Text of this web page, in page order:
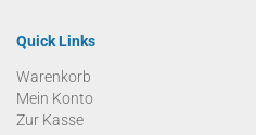
Quick Links
Warenkorb
Mein Konto
Zur Kasse